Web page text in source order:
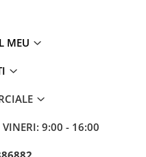
MEU
9:00 - 16:00